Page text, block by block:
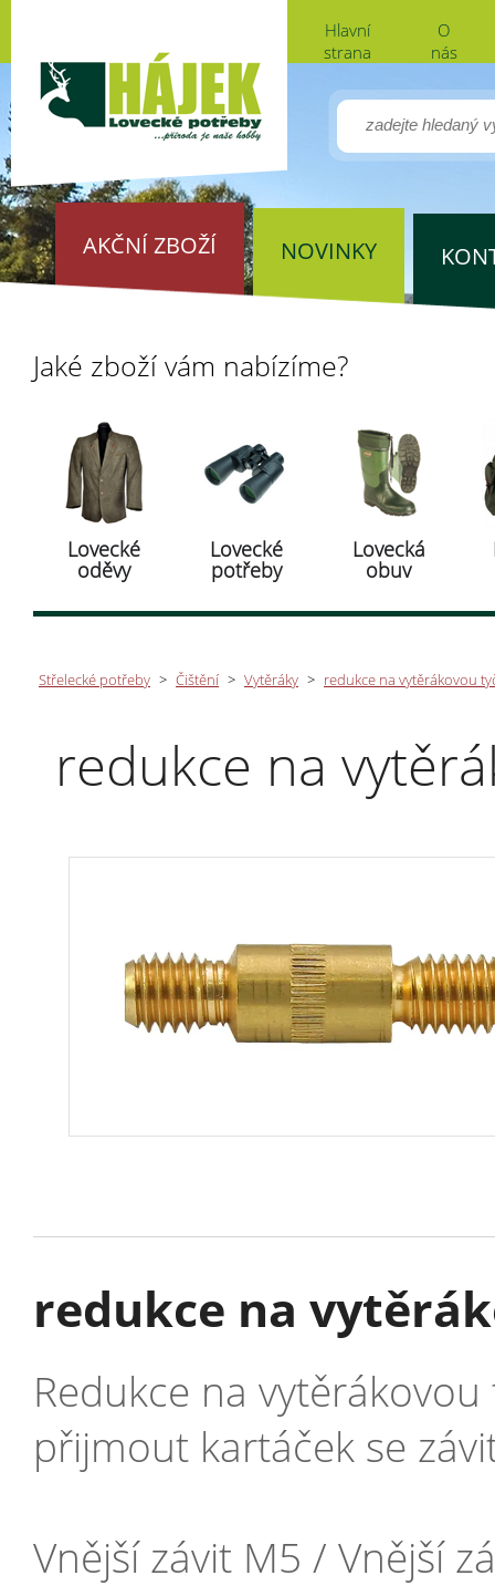
Hlavní
strana
O
nás
AKČNÍ ZBOŽÍ NOVINKY
Jaké zboží vám nabízíme?
Lovecké
oděvy
Lovecké
potřeby
Lovecká
obuv
Střelecké potřeby > Čištění > Vytěráky > redukce na vytěrákovou
redukce na
redukce na
Redukce na
přijmout kartáček se
Vnější závit M5 / Vnější